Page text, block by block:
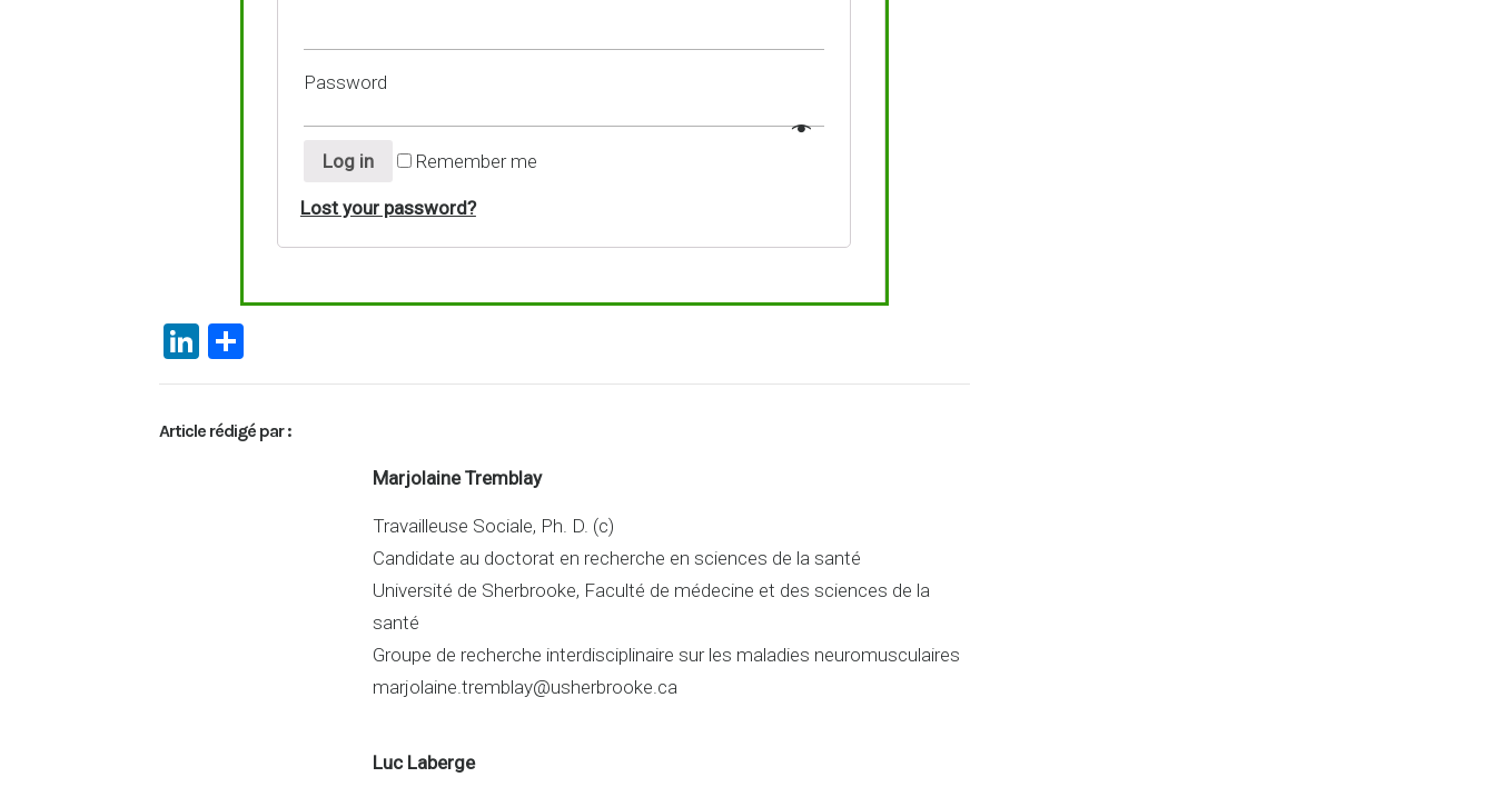
Password
Log in Remember me
Lost your password?
Li
n
ke
dI
ar
ta
g
Article rédigé par :
Marjolaine Tremblay
Travailleuse Sociale, Ph. D. (c)
Candidate au doctorat en recherche en sciences de la santé
Université de Sherbrooke, Faculté de médecine et des sciences de la
santé
Groupe de recherche interdisciplinaire sur les maladies neuromusculaires
marjolaine.tremblay@usherbrooke.ca
Luc Laberge